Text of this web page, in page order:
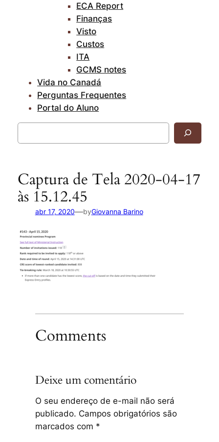
ECA Report
Finanças
Visto
Custos
ITA
GCMS notes
Vida no Canadá
Perguntas Frequentes
Portal do Aluno
Pesquisar
Captura de Tela 2020-04-17
às 15.12.45
abr 17, 2020—byGiovanna Barino
Comments
Deixe um comentário
O seu endereço de e-mail não será
publicado. Campos obrigatórios são
marcados com *